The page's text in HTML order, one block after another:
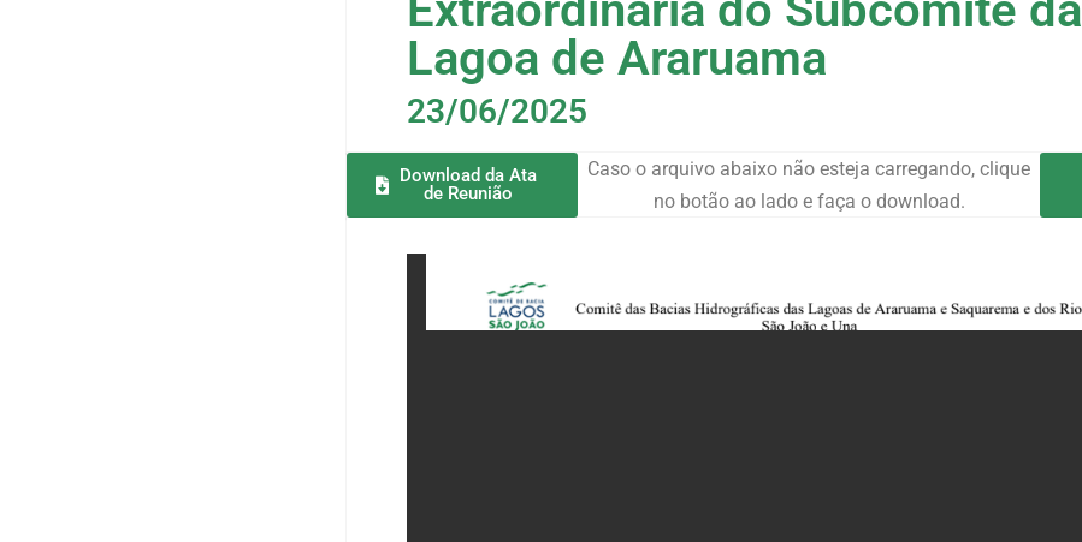
Lagoa de Araruama
23/06/2025
Download da Ata
de Reunião
Caso o arquivo abaixo não esteja carregando, clique
no botão ao lado e faça o download.